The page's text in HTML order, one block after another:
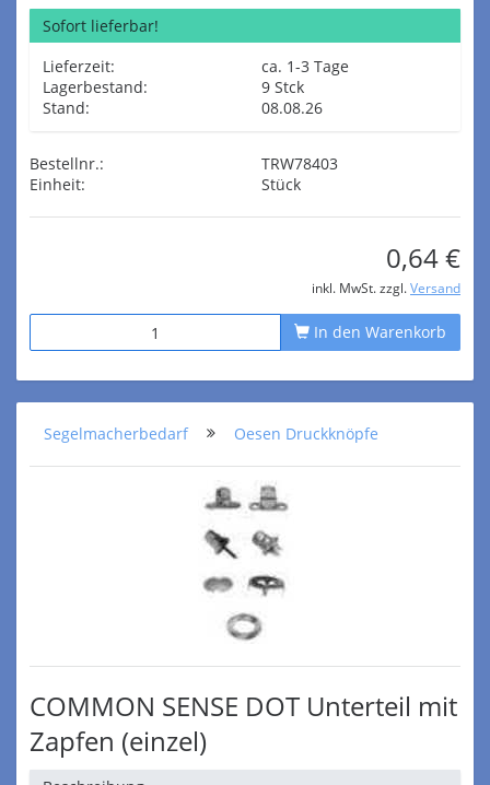
Sofort lieferbar!
Lieferzeit:
ca. 1-3 Tage
Lagerbestand:
9 Stck
Stand:
08.08.26
Bestellnr.:
TRW78403
Einheit:
Stück
0,64 €
inkl. MwSt. zzgl. Versand
In den Warenkorb
Segelmacherbedarf Oesen Druckknöpfe
COMMON SENSE DOT Unterteil mit
Zapfen (einzel)